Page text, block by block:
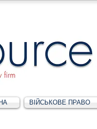
ВІЙСЬКОВЕ ПРАВО